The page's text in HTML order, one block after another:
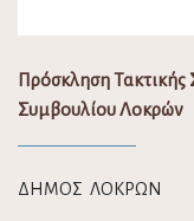
Πρόσκληση Τακτικής
Συμβουλίου Λοκρών
ΔΗΜΟΣ